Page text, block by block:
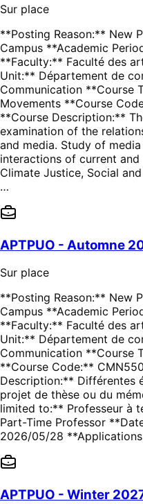
Sur place
**Posting Reason:** New
Campus **Academic
**Faculty:** Faculté des
Unit:** Département de
Communication **Course
Movements **Course
**Course Description:**
examination of the
and media. Study of
interactions of current
Climate Justice, Social
…
APTPUO - Automne
Sur place
**Posting Reason:** New
Campus **Academic
**Faculty:** Faculté des
Unit:** Département de
Communication **Course
**Course Code:**
Description:** Différentes
projet de thèse ou du
limited to:** Professeur à
Part-Time Professor
2026/05/28
APTPUO - Winter